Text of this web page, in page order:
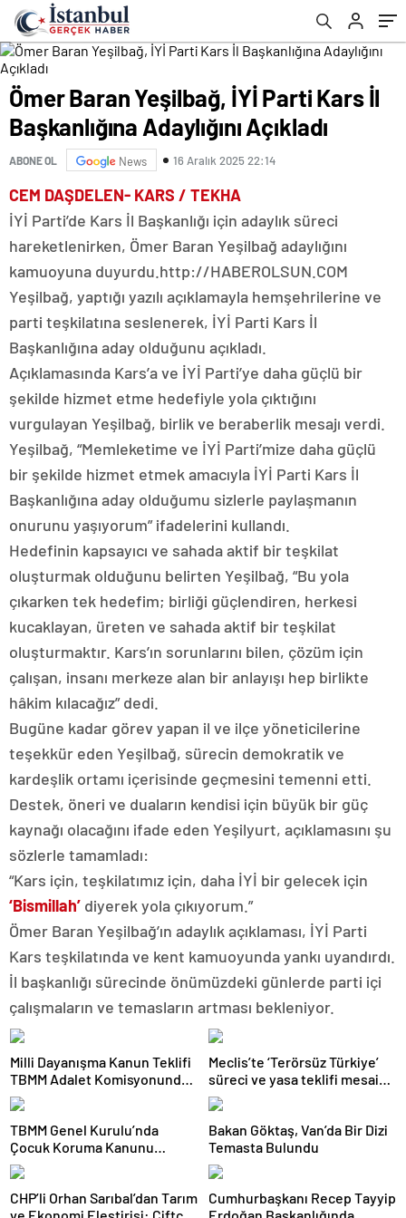
Ömer Baran Yeşilbağ, İYİ Parti Kars İl
Başkanlığına Adaylığını Açıkladı
ABONE OL News 16 Aralık 2025 22:14
CEM DAŞDELEN- KARS / TEKHA
İYİ Parti’de Kars İl Başkanlığı için adaylık süreci
hareketlenirken, Ömer Baran Yeşilbağ adaylığını
kamuoyuna duyurdu.http://HABEROLSUN.COM
Yeşilbağ, yaptığı yazılı açıklamayla hemşehrilerine ve
parti teşkilatına seslenerek, İYİ Parti Kars İl
Başkanlığına aday olduğunu açıkladı.
Açıklamasında Kars’a ve İYİ Parti’ye daha güçlü bir
şekilde hizmet etme hedefiyle yola çıktığını
vurgulayan Yeşilbağ, birlik ve beraberlik mesajı verdi.
Yeşilbağ, “Memleketime ve İYİ Parti’mize daha güçlü
bir şekilde hizmet etmek amacıyla İYİ Parti Kars İl
Başkanlığına aday olduğumu sizlerle paylaşmanın
onurunu yaşıyorum” ifadelerini kullandı.
Hedefinin kapsayıcı ve sahada aktif bir teşkilat
oluşturmak olduğunu belirten Yeşilbağ, “Bu yola
çıkarken tek hedefim; birliği güçlendiren, herkesi
kucaklayan, üreten ve sahada aktif bir teşkilat
oluşturmaktır. Kars’ın sorunlarını bilen, çözüm için
çalışan, insanı merkeze alan bir anlayışı hep birlikte
hâkim kılacağız” dedi.
Bugüne kadar görev yapan il ve ilçe yöneticilerine
teşekkür eden Yeşilbağ, sürecin demokratik ve
kardeşlik ortamı içerisinde geçmesini temenni etti.
Destek, öneri ve duaların kendisi için büyük bir güç
kaynağı olacağını ifade eden Yeşilyurt, açıklamasını şu
sözlerle tamamladı:
“Kars için, teşkilatımız için, daha İYİ bir gelecek için
‘Bismillah’ diyerek yola çıkıyorum.”
Ömer Baran Yeşilbağ’ın adaylık açıklaması, İYİ Parti
Kars teşkilatında ve kent kamuoyunda yankı uyandırdı.
İl başkanlığı sürecinde önümüzdeki günlerde parti içi
çalışmaların ve temasların artması bekleniyor.
Milli Dayanışma Kanun Teklifi
TBMM Adalet Komisyonunda
kabul edildi
Meclis’te ‘Terörsüz Türkiye’
süreci ve yasa teklifi mesaisi:
Partilerden çarpıcı
açıklamalar
TBMM Genel Kurulu’nda
Çocuk Koruma Kanunu
teklifinde yeni maddeler
kabul edildi
Bakan Göktaş, Van’da Bir Dizi
Temasta Bulundu
CHP’li Orhan Sarıbal’dan Tarım
Cumhurbaşkanı Recep Tayyip